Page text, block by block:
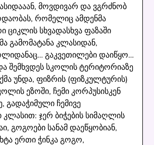
მოვდივარ და ვგრძნობ
რომელიც ამდენმა
ციკლის სხვადასხვა ფაზაში
გამომატანა კლასიდან,
გაკვეთილები დაიწყო…
შემხვდეს სკოლის ტერიტორიაზე
უნდა, ფიზრის (ფიზკულტურის)
ეზოში, ჩემი კორპუსისკენ
გადაჭიმული ჩემივე
ჯერ ბიჭების სიმაღლის
გოგოები სანამ დაეწყობიან,
ერთი ჭინკა გოგო,